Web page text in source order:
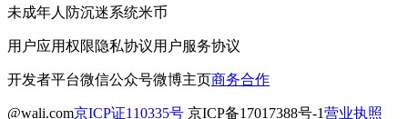
未成年人防沉迷系统米币
用户应用权限隐私协议用户服务协议
开发者平台微信公众号微博主页商务合作
@wali.com京ICP证110335号 京ICP备17017388号-1营业执照